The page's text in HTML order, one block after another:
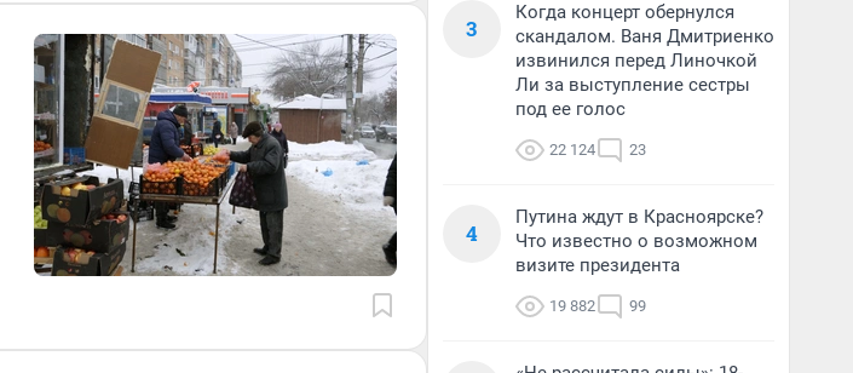
3
Когда концерт обернулся
скандалом. Ваня Дмитриенко
извинился перед Линочкой
Ли за выступление сестры
под ее голос
22 124 23
4
Путина ждут в Красноярске?
Что известно о возможном
визите президента
19 882 99